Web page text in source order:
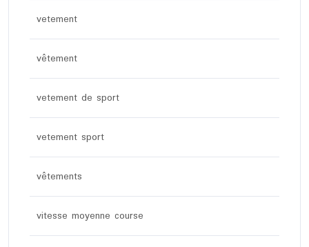
vetement
vêtement
vetement de sport
vetement sport
vêtements
vitesse moyenne course